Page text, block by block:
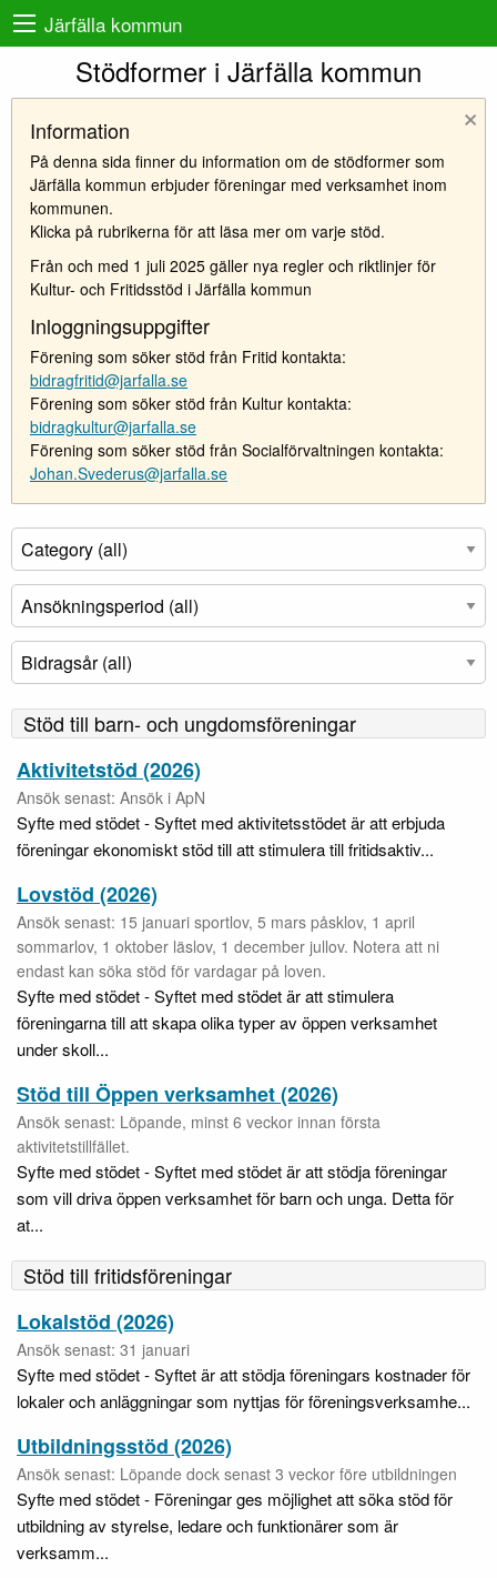
Järfälla kommun
Stödformer i Järfälla kommun
×
Information
På denna sida finner du information om de stödformer som
Järfälla kommun erbjuder föreningar med verksamhet inom
kommunen.
Klicka på rubrikerna för att läsa mer om varje stöd.
Från och med 1 juli 2025 gäller nya regler och riktlinjer för
Kultur- och Fritidsstöd i Järfälla kommun
Inloggningsuppgifter
Förening som söker stöd från Fritid kontakta:
bidragfritid@jarfalla.se
Förening som söker stöd från Kultur kontakta:
bidragkultur@jarfalla.se
Förening som söker stöd från Socialförvaltningen kontakta:
Johan.Svederus@jarfalla.se
Stöd till barn- och ungdomsföreningar
Aktivitetstöd (2026)
Ansök senast: Ansök i ApN
Syfte med stödet - Syftet med aktivitetsstödet är att erbjuda
föreningar ekonomiskt stöd till att stimulera till fritidsaktiv...
Lovstöd (2026)
Ansök senast: 15 januari sportlov, 5 mars påsklov, 1 april
sommarlov, 1 oktober läslov, 1 december jullov. Notera att ni
endast kan söka stöd för vardagar på loven.
Syfte med stödet - Syftet med stödet är att stimulera
föreningarna till att skapa olika typer av öppen verksamhet
under skoll...
Stöd till Öppen verksamhet (2026)
Ansök senast: Löpande, minst 6 veckor innan första
aktivitetstillfället.
Syfte med stödet - Syftet med stödet är att stödja föreningar
som vill driva öppen verksamhet för barn och unga. Detta för
at...
Stöd till fritidsföreningar
Lokalstöd (2026)
Ansök senast: 31 januari
Syfte med stödet - Syftet är att stödja föreningars kostnader för
lokaler och anläggningar som nyttjas för föreningsverksamhe...
Utbildningsstöd (2026)
Ansök senast: Löpande dock senast 3 veckor före utbildningen
Syfte med stödet - Föreningar ges möjlighet att söka stöd för
utbildning av styrelse, ledare och funktionärer som är
verksamm...